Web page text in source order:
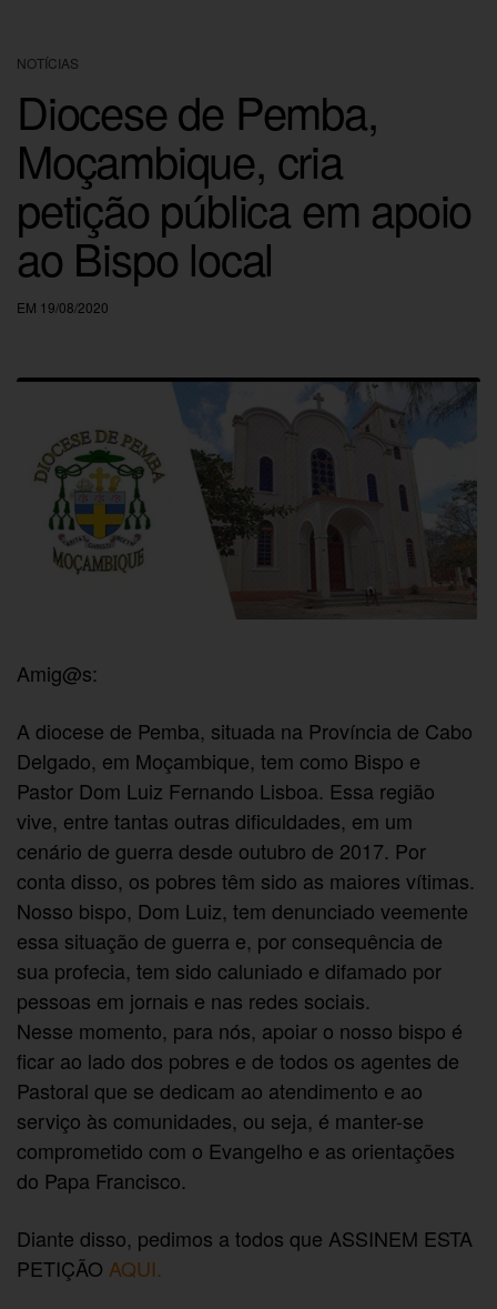
NOTÍCIAS
Diocese de Pemba,
Moçambique, cria
petição pública em apoio
ao Bispo local
EM 19/08/2020
Amig@s:
A diocese de Pemba, situada na Província de Cabo
Delgado, em Moçambique, tem como Bispo e
Pastor Dom Luiz Fernando Lisboa. Essa região
vive, entre tantas outras dificuldades, em um
cenário de guerra desde outubro de 2017. Por
conta disso, os pobres têm sido as maiores vítimas.
Nosso bispo, Dom Luiz, tem denunciado veemente
essa situação de guerra e, por consequência de
sua profecia, tem sido caluniado e difamado por
pessoas em jornais e nas redes sociais.
Nesse momento, para nós, apoiar o nosso bispo é
ficar ao lado dos pobres e de todos os agentes de
Pastoral que se dedicam ao atendimento e ao
serviço às comunidades, ou seja, é manter-se
comprometido com o Evangelho e as orientações
do Papa Francisco.
Diante disso, pedimos a todos que ASSINEM ESTA
PETIÇÃO AQUI.